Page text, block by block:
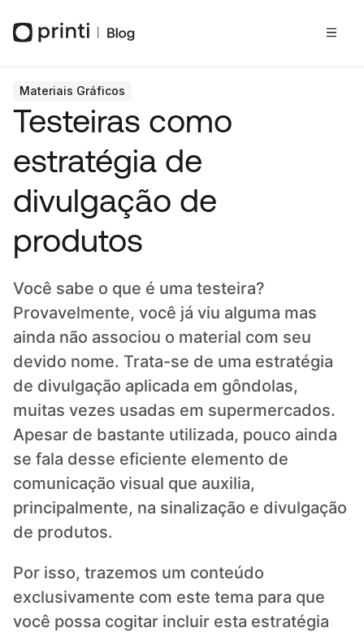
Materiais Gráficos
Testeiras como
estratégia de
divulgação de
produtos
Você sabe o que é uma testeira?
Provavelmente, você já viu alguma mas
ainda não associou o material com seu
devido nome. Trata-se de uma estratégia
de divulgação aplicada em gôndolas,
muitas vezes usadas em supermercados.
Apesar de bastante utilizada, pouco ainda
se fala desse eficiente elemento de
comunicação visual que auxilia,
principalmente, na sinalização e divulgação
de produtos.
Por isso, trazemos um conteúdo
exclusivamente com este tema para que
você possa cogitar incluir esta estratégia